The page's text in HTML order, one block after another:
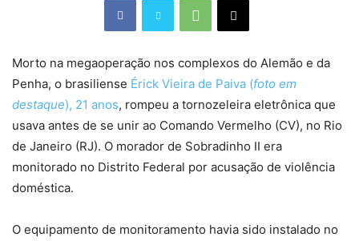
Morto na megaoperação nos complexos do Alemão e da
Penha, o brasiliense Érick Vieira de Paiva (foto em
destaque), 21 anos, rompeu a tornozeleira eletrônica que
usava antes de se unir ao Comando Vermelho (CV), no Rio
de Janeiro (RJ). O morador de Sobradinho II era
monitorado no Distrito Federal por acusação de violência
doméstica.
O equipamento de monitoramento havia sido instalado no